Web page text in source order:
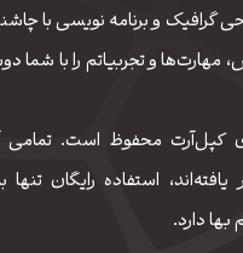
گرافیک و برنامه نویسی با
و تجربیاتم را با شما
کپل‌آرت محفوظ است. تمامی
یافته‌اند، استفاده رایگان
دارد.